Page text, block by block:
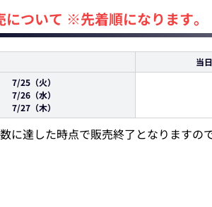
について ※先着順になります。
当
7/25（火）
7/26（水）
7/27（木）
に達した時点で販売終了となりますの